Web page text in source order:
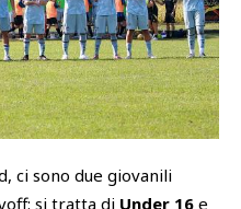
Academy
ci sono due giovanili
si tratta di Under 16 e